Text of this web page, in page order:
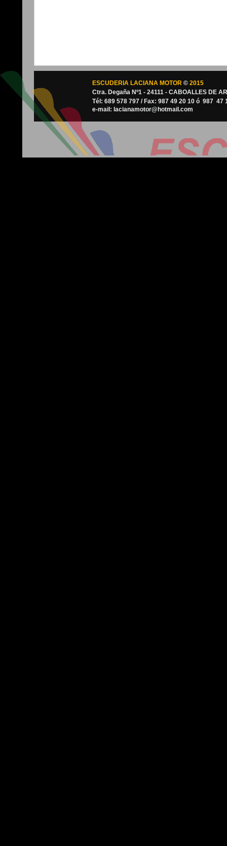
ESCUDERIA LACIANA MOTOR © 2015
Ctra. Degaña Nº1 - 24111 - CABOALLES DE
Tél: 689 578 797 / Fax: 987 49 20 10 ó 987 47
e-mail: lacianamotor@hotmail.com